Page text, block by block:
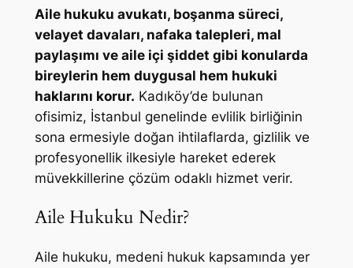
Aile hukuku avukatı, boşanma süreci,
velayet davaları, nafaka talepleri, mal
paylaşımı ve aile içi şiddet gibi konularda
bireylerin hem duygusal hem hukuki
haklarını korur. Kadıköy’de bulunan
ofisimiz, İstanbul genelinde evlilik birliğinin
sona ermesiyle doğan ihtilaflarda, gizlilik ve
profesyonellik ilkesiyle hareket ederek
müvekkillerine çözüm odaklı hizmet verir.
Aile Hukuku Nedir?
Aile hukuku, medeni hukuk kapsamında yer